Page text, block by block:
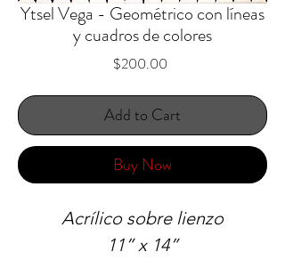
Ytsel Vega - Geométrico con líneas
y cuadros de colores
$200.00
Add to Cart
Buy Now
Acrílico sobre lienzo
11” x 14”